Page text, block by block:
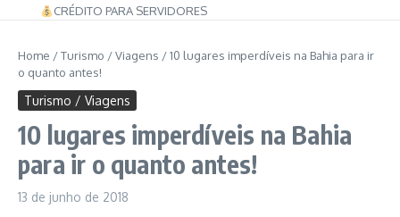
CRÉDITO PARA SERVIDORES
Home /Turismo / Viagens /10 lugares imperdíveis na Bahia para ir
o quanto antes!
Turismo / Viagens
10 lugares imperdíveis na Bahia
para ir o quanto antes!
13 de junho de 2018